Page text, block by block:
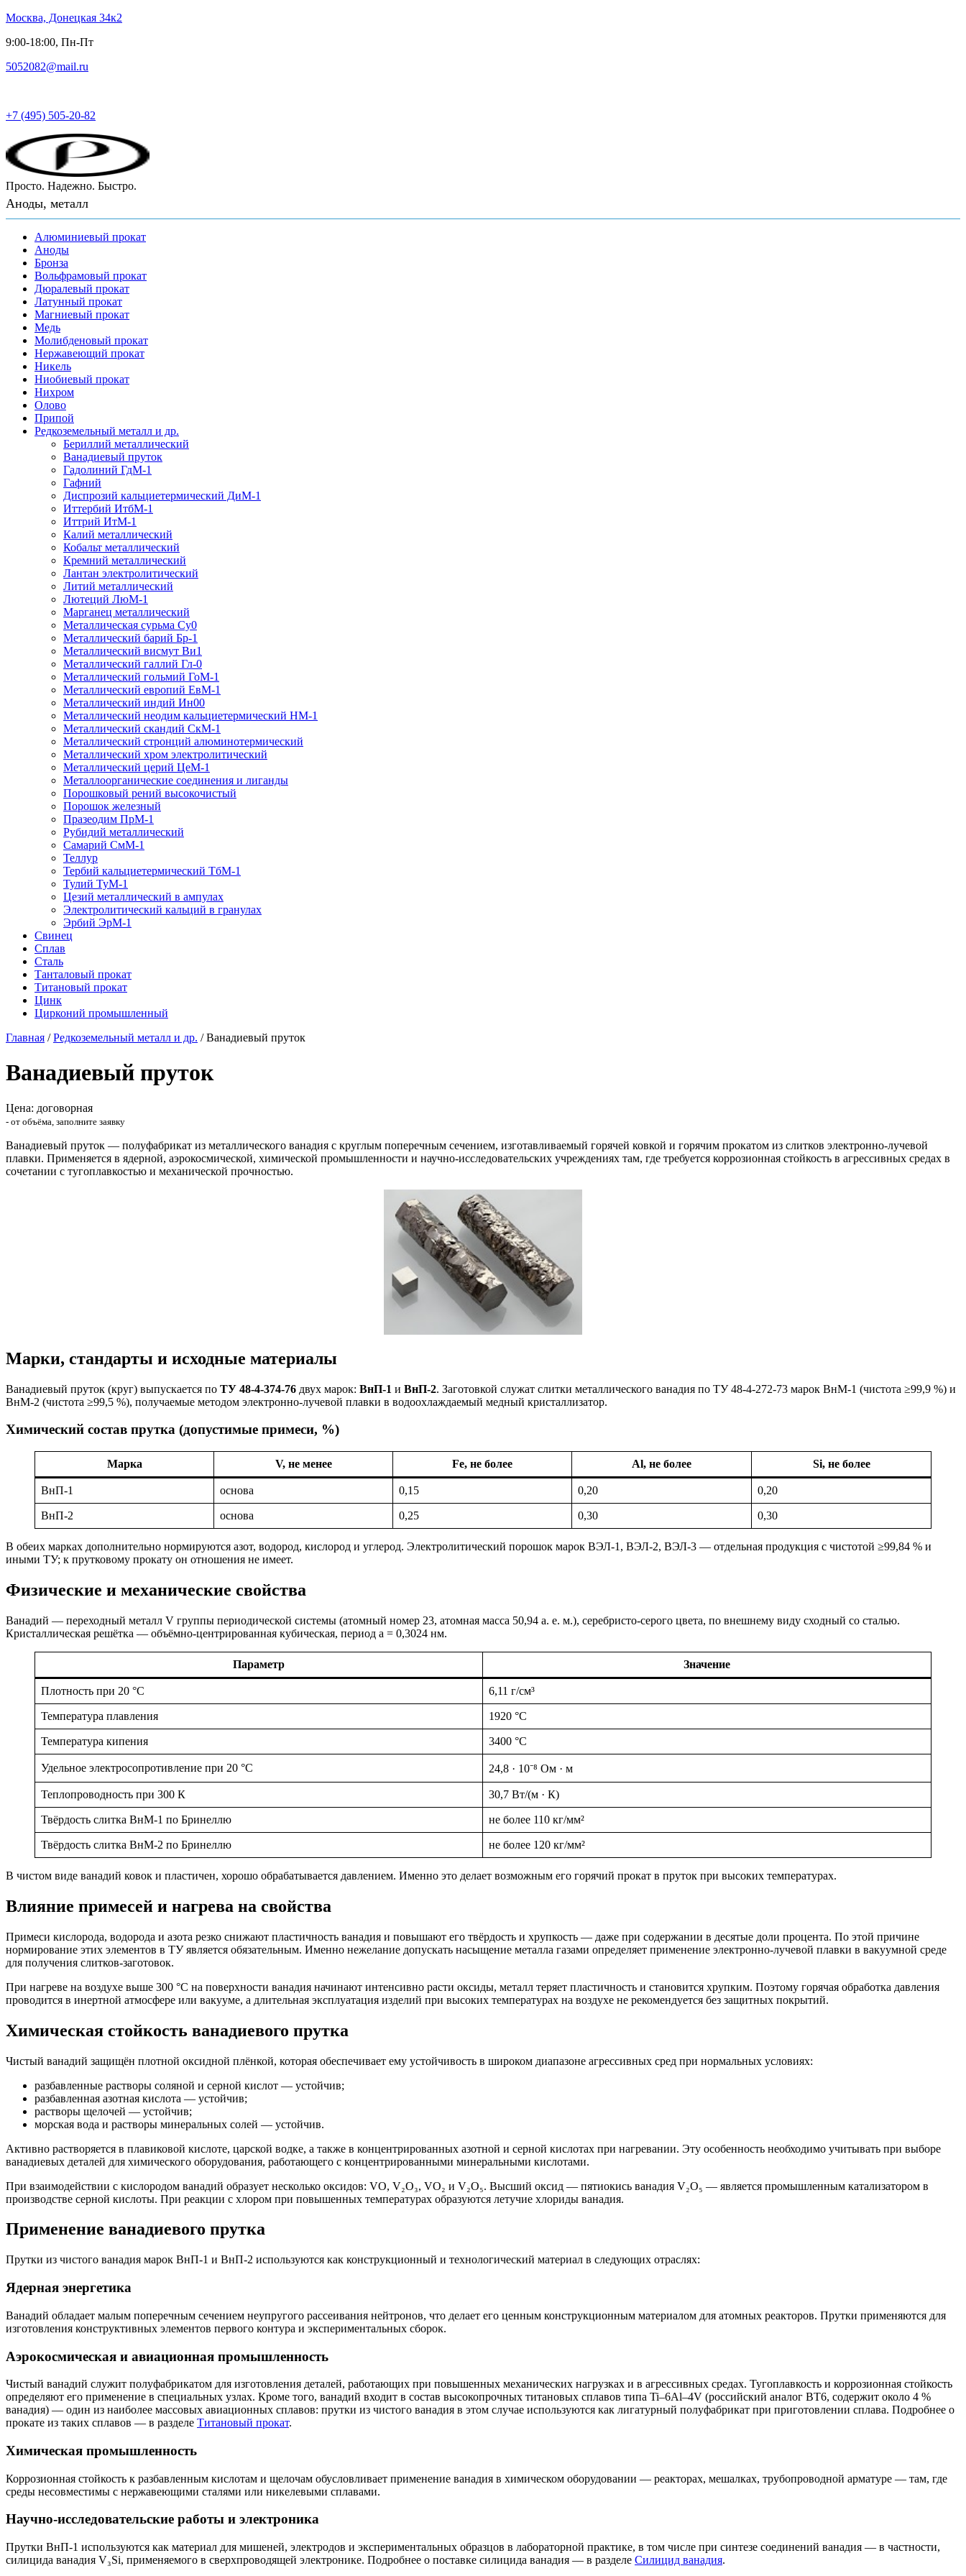
Москва, Донецкая 34к2
9:00-18:00, Пн-Пт
5052082@mail.ru
+7 (495) 505-20-82
Просто. Надежно. Быстро.
Аноды, металл
Алюминиевый прокат
Аноды
Бронза
Вольфрамовый прокат
Дюралевый прокат
Латунный прокат
Магниевый прокат
Медь
Молибденовый прокат
Нержавеющий прокат
Никель
Ниобиевый прокат
Нихром
Олово
Припой
Редкоземельный металл и др.
Бериллий металлический
Ванадиевый пруток
Гадолиний ГдМ-1
Гафний
Диспрозий кальциетермический ДиМ-1
Иттербий ИтбМ-1
Иттрий ИтМ-1
Калий металлический
Кобальт металлический
Кремний металлический
Лантан электролитический
Литий металлический
Лютеций ЛюМ-1
Марганец металлический
Металлическая сурьма Су0
Металлический барий Бр-1
Металлический висмут Ви1
Металлический галлий Гл-0
Металлический гольмий ГоМ-1
Металлический европий ЕвМ-1
Металлический индий Ин00
Металлический неодим кальциетермический НМ-1
Металлический скандий СкМ-1
Металлический стронций алюминотермический
Металлический хром электролитический
Металлический церий ЦеМ-1
Металлоорганические соединения и лиганды
Порошковый рений высокочистый
Порошок железный
Празеодим ПрМ-1
Рубидий металлический
Самарий СмМ-1
Теллур
Тербий кальциетермический ТбМ-1
Тулий ТуМ-1
Цезий металлический в ампулах
Электролитический кальций в гранулах
Эрбий ЭрМ-1
Свинец
Сплав
Сталь
Танталовый прокат
Титановый прокат
Цинк
Цирконий промышленный
Главная /Редкоземельный металл и др. /Ванадиевый пруток
Ванадиевый пруток
Цена: договорная
- от объёма, заполните заявку
Ванадиевый пруток — полуфабрикат из металлического ванадия с круглым поперечным сечением, изготавливаемый горячей ковкой и горячим прокатом из слитков электронно-лучевой
плавки. Применяется в ядерной, аэрокосмической, химической промышленности и научно-исследовательских учреждениях там, где требуется коррозионная стойкость в агрессивных средах в
сочетании с тугоплавкостью и механической прочностью.
Марки, стандарты и исходные материалы
Ванадиевый пруток (круг) выпускается по ТУ 48-4-374-76 двух марок: ВнП-1 и ВнП-2. Заготовкой служат слитки металлического ванадия по ТУ 48-4-272-73 марок ВнМ-1 (чистота ≥99,9 %) и
ВнМ-2 (чистота ≥99,5 %), получаемые методом электронно-лучевой плавки в водоохлаждаемый медный кристаллизатор.
Химический состав прутка (допустимые примеси, %)
Марка V, не менее Fe, не более Al, не более Si, не более
ВнП-1 основа 0,15 0,20 0,20
ВнП-2 основа 0,25 0,30 0,30
В обеих марках дополнительно нормируются азот, водород, кислород и углерод. Электролитический порошок марок ВЭЛ-1, ВЭЛ-2, ВЭЛ-3 — отдельная продукция с чистотой ≥99,84 % и
иными ТУ; к прутковому прокату он отношения не имеет.
Физические и механические свойства
Ванадий — переходный металл V группы периодической системы (атомный номер 23, атомная масса 50,94 а. е. м.), серебристо-серого цвета, по внешнему виду сходный со сталью.
Кристаллическая решётка — объёмно-центрированная кубическая, период a = 0,3024 нм.
Параметр Значение
Плотность при 20 °C 6,11 г/см³
Температура плавления 1920 °C
Температура кипения 3400 °C
Удельное электросопротивление при 20 °C 24,8 · 10⁻⁸ Ом · м
Теплопроводность при 300 К 30,7 Вт/(м · К)
Твёрдость слитка ВнМ-1 по Бринеллю не более 110 кг/мм²
Твёрдость слитка ВнМ-2 по Бринеллю не более 120 кг/мм²
В чистом виде ванадий ковок и пластичен, хорошо обрабатывается давлением. Именно это делает возможным его горячий прокат в пруток при высоких температурах.
Влияние примесей и нагрева на свойства
Примеси кислорода, водорода и азота резко снижают пластичность ванадия и повышают его твёрдость и хрупкость — даже при содержании в десятые доли процента. По этой причине
нормирование этих элементов в ТУ является обязательным. Именно нежелание допускать насыщение металла газами определяет применение электронно-лучевой плавки в вакуумной среде
для получения слитков-заготовок.
При нагреве на воздухе выше 300 °C на поверхности ванадия начинают интенсивно расти оксиды, металл теряет пластичность и становится хрупким. Поэтому горячая обработка давления
проводится в инертной атмосфере или вакууме, а длительная эксплуатация изделий при высоких температурах на воздухе не рекомендуется без защитных покрытий.
Химическая стойкость ванадиевого прутка
Чистый ванадий защищён плотной оксидной плёнкой, которая обеспечивает ему устойчивость в широком диапазоне агрессивных сред при нормальных условиях:
разбавленные растворы соляной и серной кислот — устойчив;
разбавленная азотная кислота — устойчив;
растворы щелочей — устойчив;
морская вода и растворы минеральных солей — устойчив.
Активно растворяется в плавиковой кислоте, царской водке, а также в концентрированных азотной и серной кислотах при нагревании. Эту особенность необходимо учитывать при выборе
ванадиевых деталей для химического оборудования, работающего с концентрированными минеральными кислотами.
При взаимодействии с кислородом ванадий образует несколько оксидов: VO, V₂O₃, VO₂ и V₂O₅. Высший оксид — пятиокись ванадия V₂O₅ — является промышленным катализатором в
производстве серной кислоты. При реакции с хлором при повышенных температурах образуются летучие хлориды ванадия.
Применение ванадиевого прутка
Прутки из чистого ванадия марок ВнП-1 и ВнП-2 используются как конструкционный и технологический материал в следующих отраслях:
Ядерная энергетика
Ванадий обладает малым поперечным сечением неупругого рассеивания нейтронов, что делает его ценным конструкционным материалом для атомных реакторов. Прутки применяются для
изготовления конструктивных элементов первого контура и экспериментальных сборок.
Аэрокосмическая и авиационная промышленность
Чистый ванадий служит полуфабрикатом для изготовления деталей, работающих при повышенных механических нагрузках и в агрессивных средах. Тугоплавкость и коррозионная стойкость
определяют его применение в специальных узлах. Кроме того, ванадий входит в состав высокопрочных титановых сплавов типа Ti–6Al–4V (российский аналог ВТ6, содержит около 4 %
ванадия) — один из наиболее массовых авиационных сплавов: прутки из чистого ванадия в этом случае используются как лигатурный полуфабрикат при приготовлении сплава. Подробнее о
прокате из таких сплавов — в разделе Титановый прокат.
Химическая промышленность
Коррозионная стойкость к разбавленным кислотам и щелочам обусловливает применение ванадия в химическом оборудовании — реакторах, мешалках, трубопроводной арматуре — там, где
среды несовместимы с нержавеющими сталями или никелевыми сплавами.
Научно-исследовательские работы и электроника
Прутки ВнП-1 используются как материал для мишеней, электродов и экспериментальных образцов в лабораторной практике, в том числе при синтезе соединений ванадия — в частности,
силицида ванадия V₃Si, применяемого в сверхпроводящей электронике. Подробнее о поставке силицида ванадия — в разделе Силицид ванадия.